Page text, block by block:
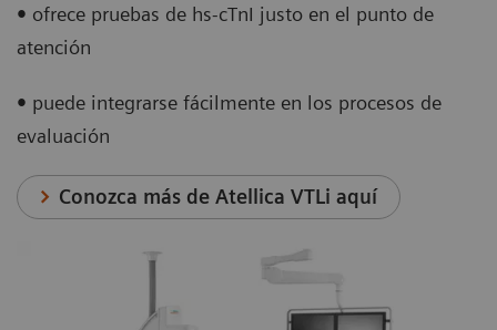
• ofrece pruebas de hs-cTnI justo en el punto de
atención
• puede integrarse fácilmente en los procesos de
evaluación
Conozca más de Atellica VTLi aquí